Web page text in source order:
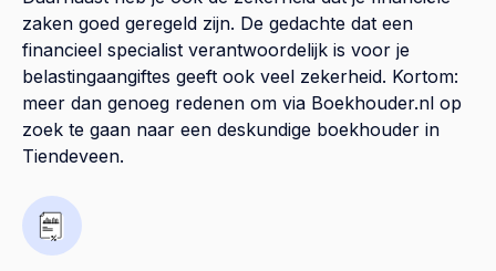
zaken goed geregeld zijn. De gedachte dat een
financieel specialist verantwoordelijk is voor je
belastingaangiftes geeft ook veel zekerheid. Kortom:
meer dan genoeg redenen om via Boekhouder.nl op
zoek te gaan naar een deskundige boekhouder in
Tiendeveen.